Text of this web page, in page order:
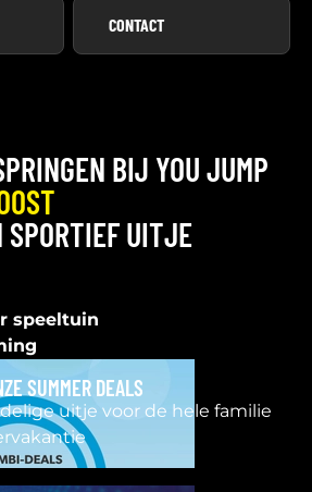
CONTACT
BIJ YOU JUMP
SPORTIEF UITJE
speeltuin
SUMMER DEALS
uitje voor de hele familie